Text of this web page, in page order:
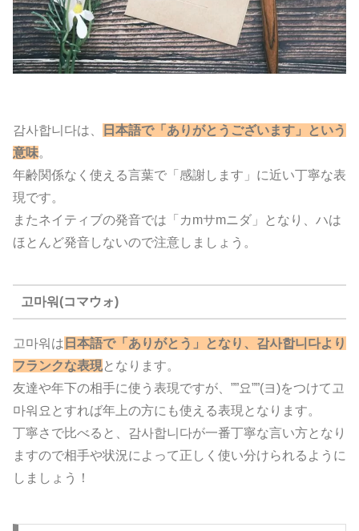
감사합니다は、
日本語で「ありがとうございます」という
意味。
年齢関係なく使える言葉で「感謝します」に近い丁寧な表
現です。
またネイティブの発音では「カmサmニダ」となり、ハは
ほとんど発音しないので注意しましょう。
고마워(コマウォ)
고마워は 日本語で「ありがとう」となり、감사합니다より
フランクな表現となります。
友達や年下の相手に使う表現ですが、””요””(ヨ)をつけて고
마워요とすれば年上の方にも使える表現となります。
丁寧さで比べると、감사합니다が一番丁寧な言い方となり
ますので相手や状況によって正しく使い分けられるように
しましょう！